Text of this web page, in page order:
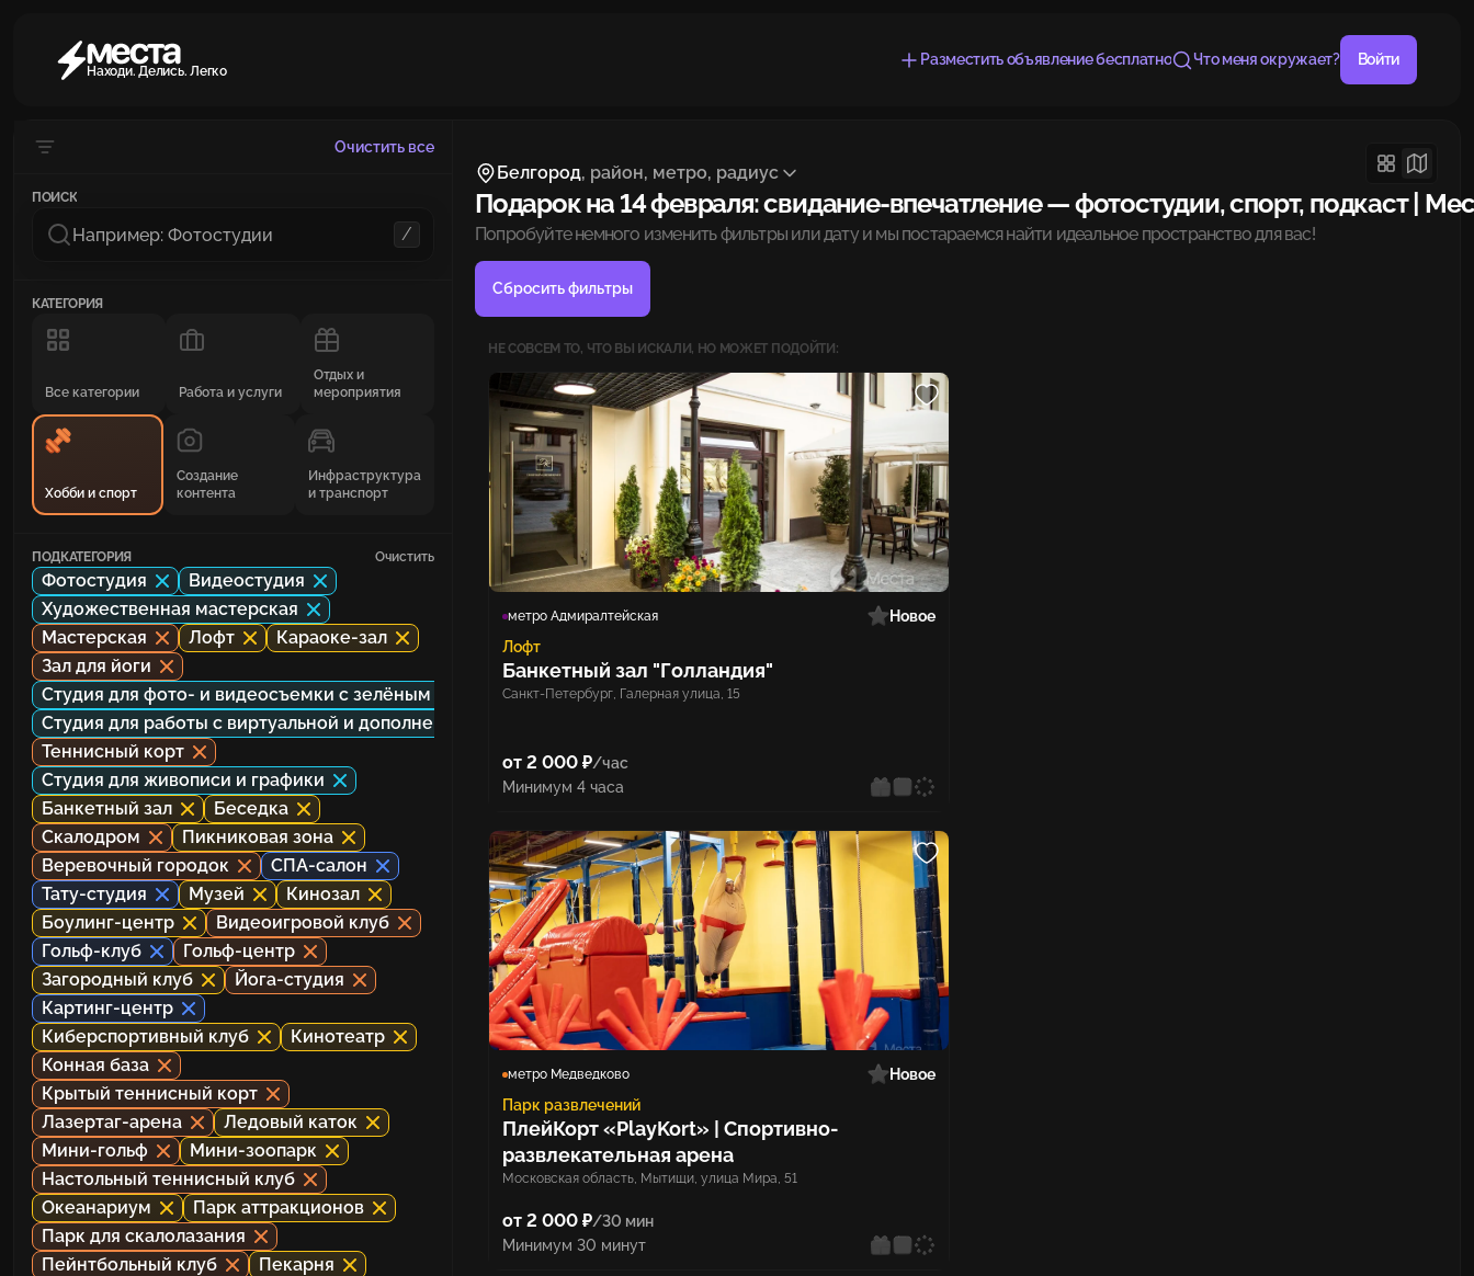
Находи. Делись. Легко
Разместить объявление бесплатно Что меня окружает? Войти
Очистить все
ПОИСК
/
КАТЕГОРИЯ
Все категории Работа и услуги
Отдых и
мероприятия
Хобби и спорт
Создание
контента
Инфраструктура
и транспорт
ПОДКАТЕГОРИЯ Очистить
Фотостудия
Видеостудия
Художественная мастерская
Мастерская
Лофт
Караоке-зал
Зал для йоги
Студия для фото- и видеосъемки с зелёным экраном
Студия для работы с виртуальной и дополненной реальностью
Теннисный корт
Студия для живописи и графики
Банкетный зал
Беседка
Скалодром
Пикниковая зона
Веревочный городок
СПА-салон
Тату-студия
Музей
Кинозал
Боулинг-центр
Видеоигровой клуб
Гольф-клуб
Гольф-центр
Загородный клуб
Йога-студия
Картинг-центр
Киберспортивный клуб
Кинотеатр
Конная база
Крытый теннисный корт
Лазертаг-арена
Ледовый каток
Мини-гольф
Мини-зоопарк
Настольный теннисный клуб
Океанариум
Парк аттракционов
Парк для скалолазания
Пейнтбольный клуб
Пекарня
Белгород, район, метро, радиус
Подарок на 14 февраля: свидание-впечатление — фотостудии, спорт, подкаст |
Попробуйте немного изменить фильтры или дату и мы постараемся найти идеальное пространство для вас!
Сбросить фильтры
НЕ СОВСЕМ ТО, ЧТО ВЫ ИСКАЛИ, НО МОЖЕТ ПОДОЙТИ:
метро Адмиралтейская
Новое
Лофт
Банкетный зал "Голландия"
Санкт-Петербург, Галерная улица, 15
от 2 000 ₽/час
Минимум 4 часа
метро Медведково
Новое
Парк развлечений
ПлейКорт «PlayKort» | Спортивно-
развлекательная арена
Московская область, Мытищи, улица Мира, 51
от 2 000 ₽/30 мин
Минимум 30 минут